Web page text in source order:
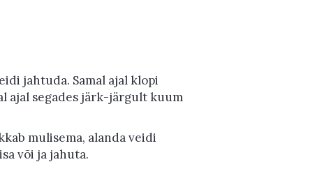
jahtuda. Samal ajal klopi
ajal segades järk-järgult kuum
mulisema, alanda veidi
või ja jahuta.